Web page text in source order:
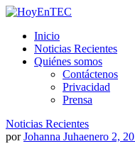
Saltar
contenido.
Inicio
Noticias Recientes
Quiénes somos
Contáctenos
Privacidad
Prensa
Noticias Recientes
porJohanna Juhaenero 2,